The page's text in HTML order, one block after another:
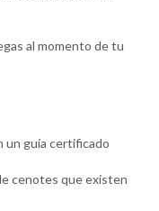
al momento de tu
un guía certificado
cenotes que existen